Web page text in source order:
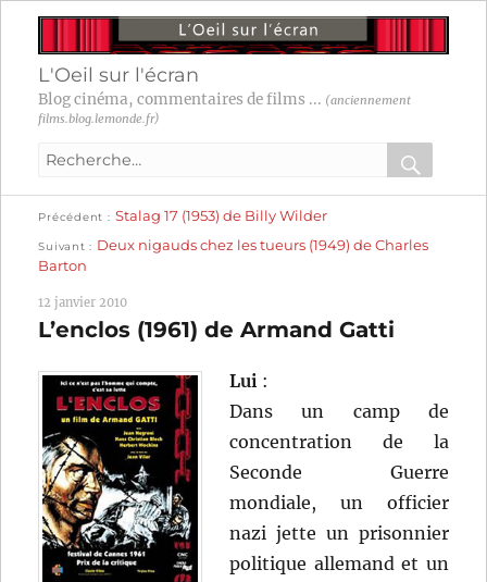
L'Oeil sur l'écran
Blog cinéma, commentaires de films ... (anciennement
films.blog.lemonde.fr)
Recherche
:
OK
Navigation
de
l’article
Précédent
précédente :
Stalag 17 (1953) de Billy Wilder
Suivant
suivante :
Deux nigauds chez les tueurs (1949) de Charles
Barton
12 janvier 2010
L’enclos (1961) de Armand Gatti
Lui :
Dans un camp de
concentration de la
Seconde Guerre
mondiale, un officier
nazi jette un prisonnier
politique allemand et un